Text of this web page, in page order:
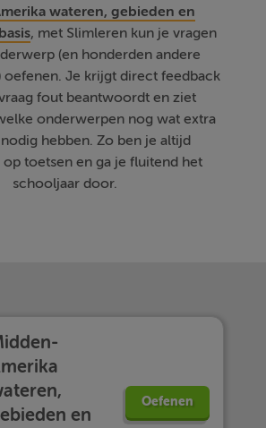
wateren, gebieden en
, met Slimleren kun je vragen
(en honderden andere
oefenen. Je krijgt direct feedback
fout beantwoordt en ziet
onderwerpen nog wat extra
hebben. Zo ben je altijd
toetsen en ga je fluitend het
schooljaar door.
en
Oefenen